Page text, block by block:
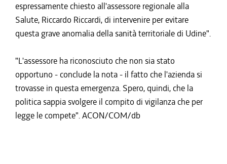
espressamente chiesto all'assessore regionale alla
Salute, Riccardo Riccardi, di intervenire per evitare
questa grave anomalia della sanità territoriale di Udine".
"L'assessore ha riconosciuto che non sia stato
opportuno - conclude la nota - il fatto che l'azienda si
trovasse in questa emergenza. Spero, quindi, che la
politica sappia svolgere il compito di vigilanza che per
legge le compete". ACON/COM/db